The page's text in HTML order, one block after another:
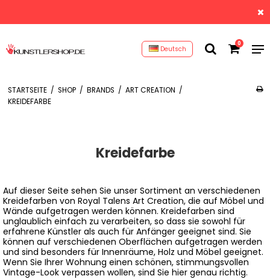
Deutsch
0
STARTSEITE / SHOP / BRANDS / ART CREATION /
KREIDEFARBE
Kreidefarbe
Auf dieser Seite sehen Sie unser Sortiment an verschiedenen
Kreidefarben von Royal Talens Art Creation, die auf Möbel und
Wände aufgetragen werden können. Kreidefarben sind
unglaublich einfach zu verarbeiten, so dass sie sowohl für
erfahrene Künstler als auch für Anfänger geeignet sind. Sie
können auf verschiedenen Oberflächen aufgetragen werden
und sind besonders für Innenräume, Holz und Möbel geeignet.
Wenn Sie Ihrer Wohnung einen schönen, stimmungsvollen
Vintage-Look verpassen wollen, sind Sie hier genau richtig.